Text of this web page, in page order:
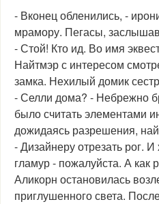
- Вконец обленились, -
мрамору. Пегасы,
- Стой! Кто ид. Во имя
Найтмэр с интересом
замка. Нехилый домик
- Селли дома? - Небрежно
было считать элементами
дожидаясь разрешения,
- Дизайнеру отрезать рог.
гламур - пожалуйста. А как
Аликорн остановилась
приглушенного света.